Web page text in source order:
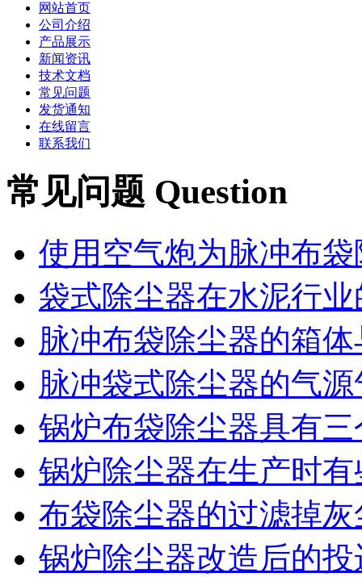
网站首页
公司介绍
产品展示
新闻资讯
技术文档
常见问题
发货通知
在线留言
联系我们
常见问题 Question
使用空气炮为脉冲布
袋式除尘器在水泥行
脉冲布袋除尘器的箱
脉冲袋式除尘器的气
锅炉布袋除尘器具有
锅炉除尘器在生产时
布袋除尘器的过滤掉
锅炉除尘器改造后的